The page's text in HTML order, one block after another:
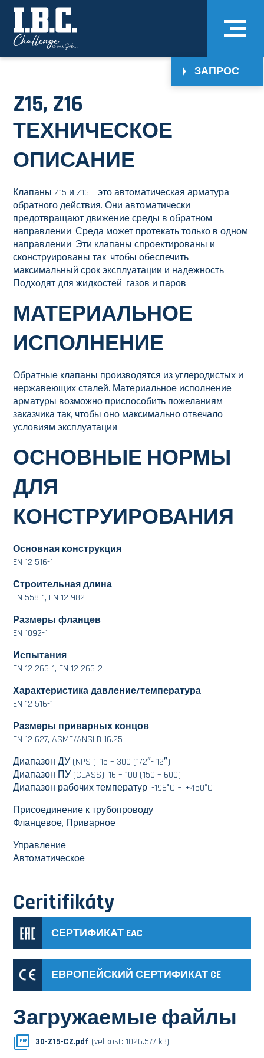
ЗАПРОС
Z15, Z16
ТЕХНИЧЕСКОЕ
ОПИСАНИЕ
Клапаны Z15 и Z16 – это автоматическая арматура
обратного действия. Они автоматически
предотвращают движение среды в обратном
направлении. Среда может протекать только в одном
направлении. Эти клапаны спроектированы и
сконструированы так, чтобы обеспечить
максимальный срок эксплуатации и надежность.
Подходят для жидкостей, газов и паров.
МАТЕРИАЛЬНОЕ
ИСПОЛНЕНИЕ
Обратные клапаны производятся из углеродистых и
нержавеющих сталей. Материальное исполнение
арматуры возможно приспособить пожеланиям
заказчика так, чтобы оно максимально отвечало
условиям эксплуатации.
ОСНОВНЫЕ НОРМЫ
ДЛЯ
КОНСТРУИРОВАНИЯ
Основная конструкция
EN 12 516-1
Строительная длина
EN 558-1, EN 12 982
Размеры фланцев
EN 1092-1
Испытания
EN 12 266-1, EN 12 266-2
Характеристика давление/температура
EN 12 516-1
Размеры приварных концов
EN 12 627, ASME/ANSI B 16.25
Диапазон ДУ (NPS ): 15 – 300 (1/2″- 12″)
Диапазон ПУ (CLASS): 16 – 100 (150 – 600)
Диапазон рабочих температур: -196°C ÷ +450°C
Присоединение к трубопроводу:
Фланцевое, Приварное
Управление:
Автоматическое
Ceritifikáty
СЕРТИФИКАТ EAC
ЕВРОПЕЙСКИЙ СЕРТИФИКАТ CE
Загружаемые файлы
PDF 30-Z15-CZ.pdf (velikost: 1026.577 kB)